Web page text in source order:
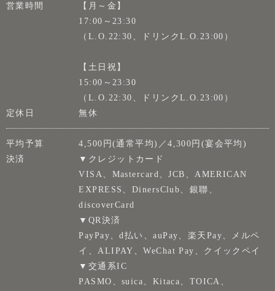
営業時間
【月～金】
17:00～23:30
（L.O.22:30、ドリンクL.O.23:00）
【土日祝】
15:00～23:30
（L.O.22:30、ドリンクL.O.23:00）
定休日
無休
平均予算
4,500円(通常平均)／4,300円(宴会平均)
決済
▼クレジットカード
VISA、Mastercard、JCB、AMERICAN
EXPRESS、DinersClub、銀聯、
discoverCard
▼QR決済
PayPay、d払い、auPay、楽天Pay、メルペ
イ、ALIPAY、WeChat Pay、クイックペイ
▼交通系IC
PASMO、suica、Kitaca、TOICA、